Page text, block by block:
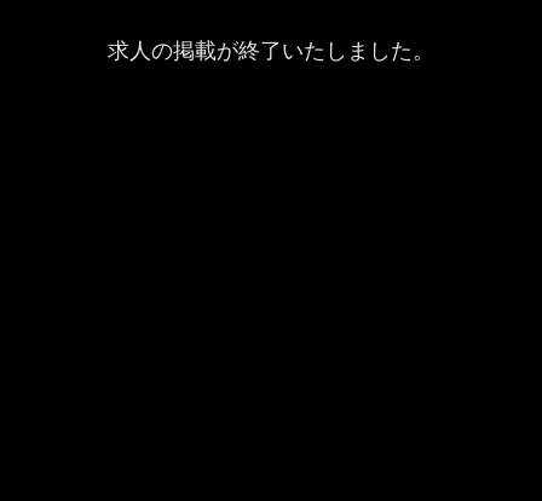
求人の掲載が終了いたしました。